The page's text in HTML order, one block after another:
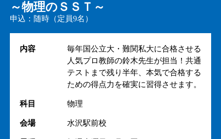
～物理のＳＳＴ～
申込：随時（定員9名）
内容
毎年国公立大・難関私大に合格させる
人気プロ教師の鈴木先生が担当！共通
テストまで残り半年、本気で合格する
ための得点力を確実に習得させます。
科目 物理
会場 水沢駅前校